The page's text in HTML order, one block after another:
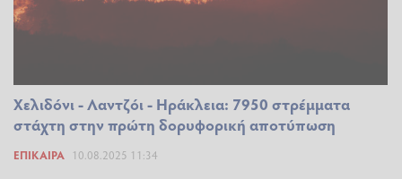
Χελιδόνι - Λαντζόι - Ηράκλεια: 7950 στρέμματα
στάχτη στην πρώτη δορυφορική αποτύπωση
ΕΠΊΚΑΙΡΑ 10.08.2025 11:34